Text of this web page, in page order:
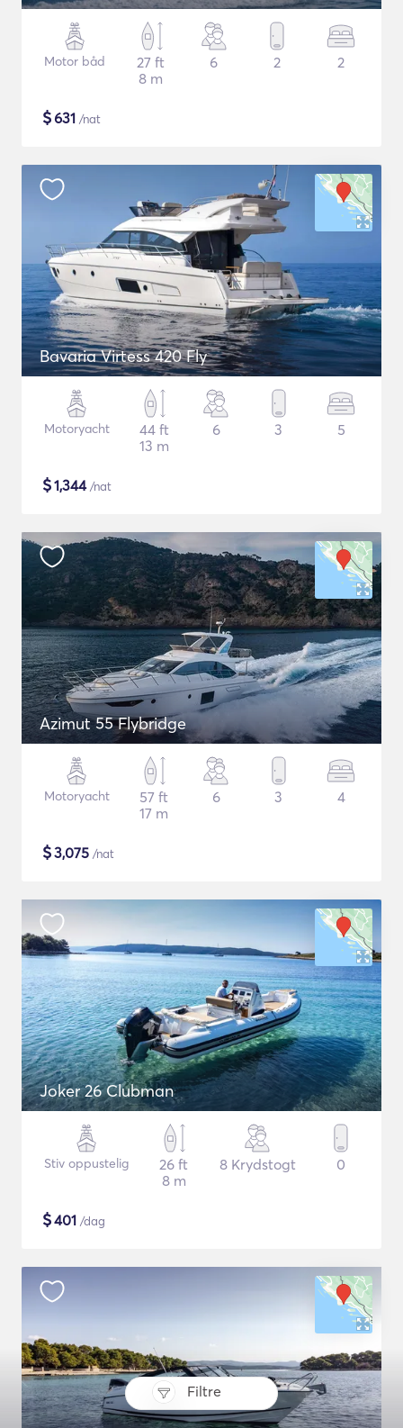
Filtre
Motor båd
27 ft
8 m
6 2 2
$631 /nat
Bavaria Virtess 420 Fly
Motoryacht
44 ft
13 m
6 3 5
$1,344/nat
Azimut 55 Flybridge
Motoryacht
57 ft
17 m
6 3 4
$3,075 /nat
Joker 26 Clubman
Stiv oppustelig
26 ft
8 m
8 Krydstogt 0
$401 /dag